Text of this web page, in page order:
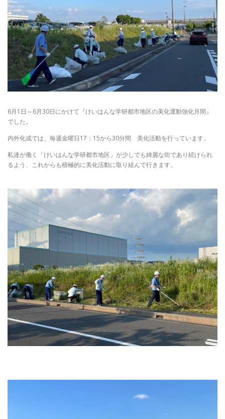
6月1日～6月30日にかけて『けいはんな学研都市地区の美化運動強化月間』
でした。
内外化成では、毎週金曜日17：15から30分間 美化活動を行っています。
私達が働く「けいはんな学研都市地区」が少しでも綺麗な街であり続けられ
るよう、これからも積極的に美化活動に取り組んで行きます。